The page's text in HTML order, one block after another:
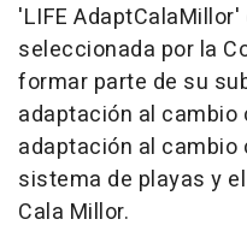
'LIFE
seleccionada por la
formar parte de su
adaptación al
adaptación al
sistema de playas y
Cala Millor.